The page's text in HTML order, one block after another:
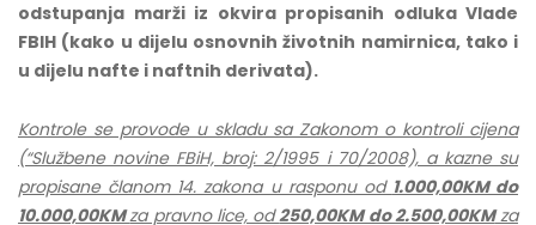
odstupanja marži iz okvira propisanih odluka Vlade
FBIH (kako u dijelu osnovnih životnih namirnica, tako i
u dijelu nafte i naftnih derivata).
Kontrole se provode u skladu sa Zakonom o kontroli cijena
(“Službene novine FBiH, broj: 2/1995 i 70/2008), a kazne su
propisane članom 14. zakona u rasponu od 1.000,00KM do
10.000,00KMza pravno lice, od250,00KM do 2.500,00KMza